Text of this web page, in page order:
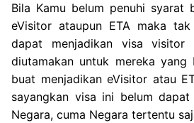
Bila Kamu belum penuhi syarat
eVisitor ataupun ETA maka
dapat menjadikan visa visitor
diutamakan untuk mereka yang
buat menjadikan eVisitor atau
sayangkan visa ini belum
Negara, cuma Negara tertentu